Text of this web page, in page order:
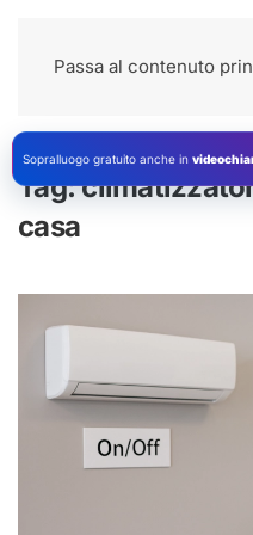
Passa al contenuto
Tag:
casa
Sopralluogo gratuito anche in